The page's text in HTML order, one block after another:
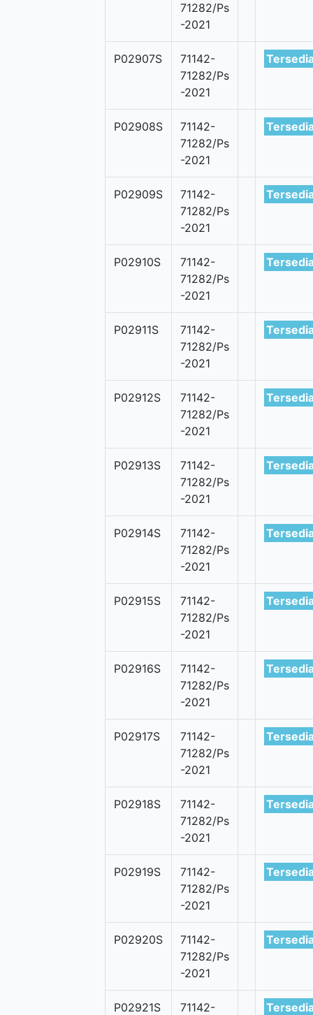
71282/Ps
-2021
P02907S
71142-
71282/Ps
-2021
P02908S
71142-
71282/Ps
-2021
P02909S
71142-
71282/Ps
-2021
P02910S
71142-
71282/Ps
-2021
P02911S
71142-
71282/Ps
-2021
P02912S
71142-
71282/Ps
-2021
P02913S
71142-
71282/Ps
-2021
P02914S
71142-
71282/Ps
-2021
P02915S
71142-
71282/Ps
-2021
P02916S
71142-
71282/Ps
-2021
P02917S
71142-
71282/Ps
-2021
P02918S
71142-
71282/Ps
-2021
P02919S
71142-
71282/Ps
-2021
P02920S
71142-
71282/Ps
-2021
P02921S
71142-